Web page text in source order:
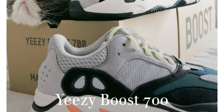
Yeezy Boost 700